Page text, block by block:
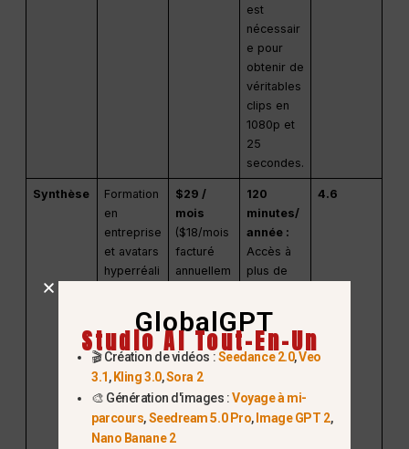
est
nécessair
e pour
obtenir de
véritables
clips en
1080p et
25
secondes.
Synthèse
Formation
en
entreprise
et avatars
hyperréali
$29 /
mois
($18/mois
facturé
annuellem
120
minutes/
année :
Accès à
plus de
plus de
120
langues.
les
formats à
4.6
GlobalGPT
Studio AI Tout-En-Un
🎬 Création de vidéos :Seedance 2.0,Veo
3.1, Kling 3.0,Sora 2
🎨 Génération d'images :Voyage à mi-
parcours,Seedream 5.0 Pro, Image GPT 2,
Nano Banane 2